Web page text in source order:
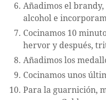
Añadimos el
alcohol e
Cocinamos 10
hervor y después,
Añadimos los
Cocinamos unos
Para la guarnición,